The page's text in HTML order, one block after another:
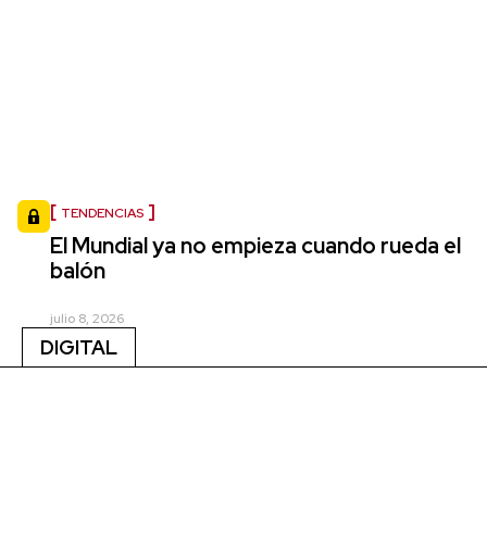
TENDENCIAS
El Mundial ya no empieza cuando rueda el
balón
julio 8, 2026
DIGITAL